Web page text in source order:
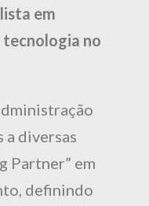
em
no
diversas
Partner” em
definindo